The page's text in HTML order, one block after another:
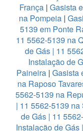
França | Gasista
na Pompeia |
5139 em Ponte
11 5562-5139 na
de Gás | 11
Instalação de
Paineira | Gasista
na Raposo
5562-5139 na
| 11 5562-5139
de Gás | 11
Instalação de Gás